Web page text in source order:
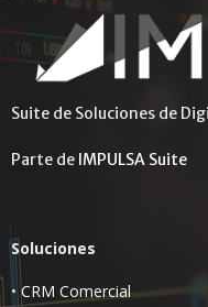
Suite de Soluciones de
Parte de IMPULSA Suite
Soluciones
•CRM Comercial